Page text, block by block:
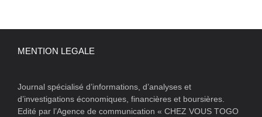
MENTION LEGALE
Journal spécialisé d’informations, d’analyses et
d’investigations économiques, financières et boursières.
Edité par l’Agence de communication « CHEZ VOUS TOGO